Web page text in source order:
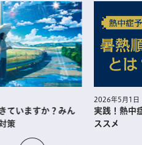
ていますか？みん
策
2026年5月1日
実践！熱中
ススメ